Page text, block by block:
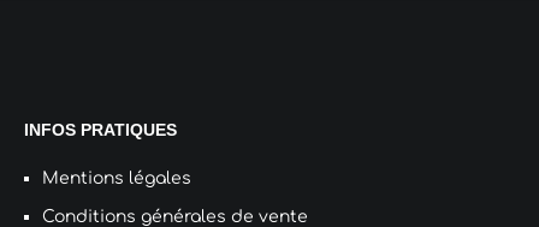
INFOS PRATIQUES
Mentions légales
Conditions générales de vente